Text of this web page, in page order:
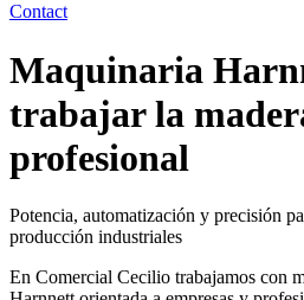
Contact
Maquinaria
trabajar la
profesional
Potencia, automatización y precisión
producción industriales
En Comercial Cecilio trabajamos con